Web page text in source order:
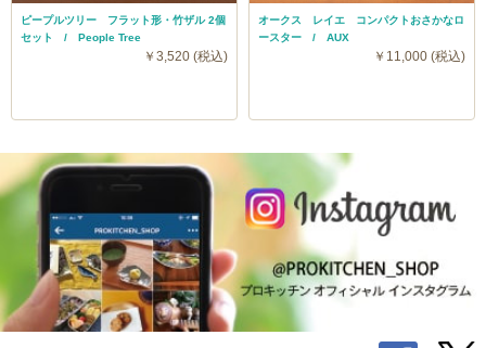
ピープルツリー フラット形・竹ザル 2個
セット / People Tree
￥3,520 (税込)
オークス レイエ コンパクトおさかなロ
ースター / AUX
￥11,000 (税込)